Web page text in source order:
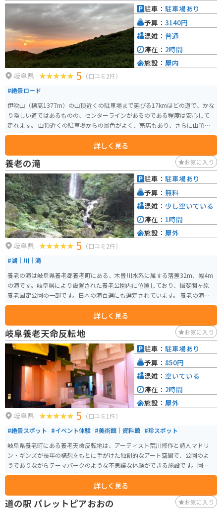
岐阜県 5 （口コミ2件）
#絶景ロード
伊吹山（標高1377m）の山頂近くの駐車場まで延びる17kmほどの道で、かな
り険しい道ではあるものの、センターラインがあるのである程度は安心して
走れます。 山頂近くの駐車場からの景色がよく、売店もあり、さらに山頂ま
では登山道が整備されているので初心者でもオススメです。 山頂にはスカイ
テラスや展望台、登山口があります。スカイテラスでは伊吹そばや薬草ソフ
トクリームなど品数豊富なメニューがあります。 お土産もこちらで購入する
ことができます。 山頂駐車場まで約30分ほどでたどり着くことができます。
完全舗装されていて、走行に不便はありません。駐車場も広くてゆとりがあ
ります。 雪の降る冬は閉鎖されますが、春以降秋までオープンしています。
特に秋は紅葉シーズンできれいな紅葉を見ながら楽しめますし、伊吹山に生
息するイヌワシは圧巻です。 山頂の景色はもちろん絶景ですが、走行中の景
色も見晴らしが良く、ツーリングにはピッタリです。 途中、駐車して眺める
こともできますし、本格的に写真を撮られる方も数多くいらっしゃいます。
景色を見て、美味しいものを食べ、運動する。一つの場所で一気に楽しめる
スポットです。 通行料は、軽・普通自動車3140円、自動二輪車2200円です。
情報と、ライブカメラで山頂の様子を見ることができます。通行料の割引も
印刷できます。
詳しく見る
駐車： 駐車場あり
予算： 3140円
混雑： 普通
滞在： 2時間
施設： 屋内
養老の滝 お気に入り
岐阜県 5 （口コミ2件）
#湖｜川｜滝
養老の滝は岐阜県養老郡養老町にある、木曽川水系に属する落差32m、幅4m
の滝です。岐阜県により設置された養老公園内に位置しており、揖斐関ヶ原
養老国定公園の一部です。日本の滝百選にも選定されています。 養老の滝
は、古来から文人墨客にも親しまれてきた名瀑であり、葛飾北斎も浮世絵に
描いています。滝の名前は、孝子物語に由来しており、「親孝行な木こり
が、湧き出た水をひょうたんに汲み、父に飲ませると若返った」という伝説
が残っています。 雄麗な滝の姿はもちろん、周囲を彩る自然も魅力。春は桜
が咲き誇り、公園一帯をピンク色に染め、秋には山全体が紅葉して、グラデ
ーションが見事です。また、公園内には体験型アート施設の「養老天命反転
地」や遊具のある「子どもの国」などの施設もあり、大人から子どもまで１
年を通して楽しめます。
詳しく見る
駐車： 駐車場あり
予算： 無料
混雑： 少し空いている
滞在： 1時間
施設： 屋外
岐阜養老天命反転地 お気に入り
岐阜県 5 （口コミ1件）
#絶景スポット #イベント体験 #美術館｜資料館 #珍スポット
岐阜県養老町にある養老天命反転地は、アーティスト荒川修作と詩人マドリ
ン・ギンズが長年の構想をもとに手がけた独創的なアート空間で、公園のよ
うでありながらテーマパークのような不思議な体験ができる施設です。園内
は水平や垂直がほとんど存在せず、斜めの床や歪んだ壁、迷路のような構造
が人間の平衡感覚や遠近感を揺さぶります。 人工的な丘陵地のような地形は
起伏が激しく、急斜面も多いため歩きやすい靴での散策がおすすめです。非
日常的な空間は写真スポットとしても人気が高く、五感を刺激する体験が楽
詳しく見る
駐車： 駐車場あり
予算： 850円
混雑： 空いている
滞在： 2時間
施設： 屋外
道の駅 パレットピアおおの お気に入り